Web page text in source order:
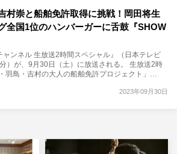
村崇と船舶免許取得に挑戦！岡田将生
全国1位のハンバーガーに舌鼓『SHOW
ャンネル 生放送2時間スペシャル』（日本テレビ
が、9月30日（土）に放送される。 生放送2時
羽鳥・吉村の大人の船舶免許プロジェクト」…
2023年09月30日